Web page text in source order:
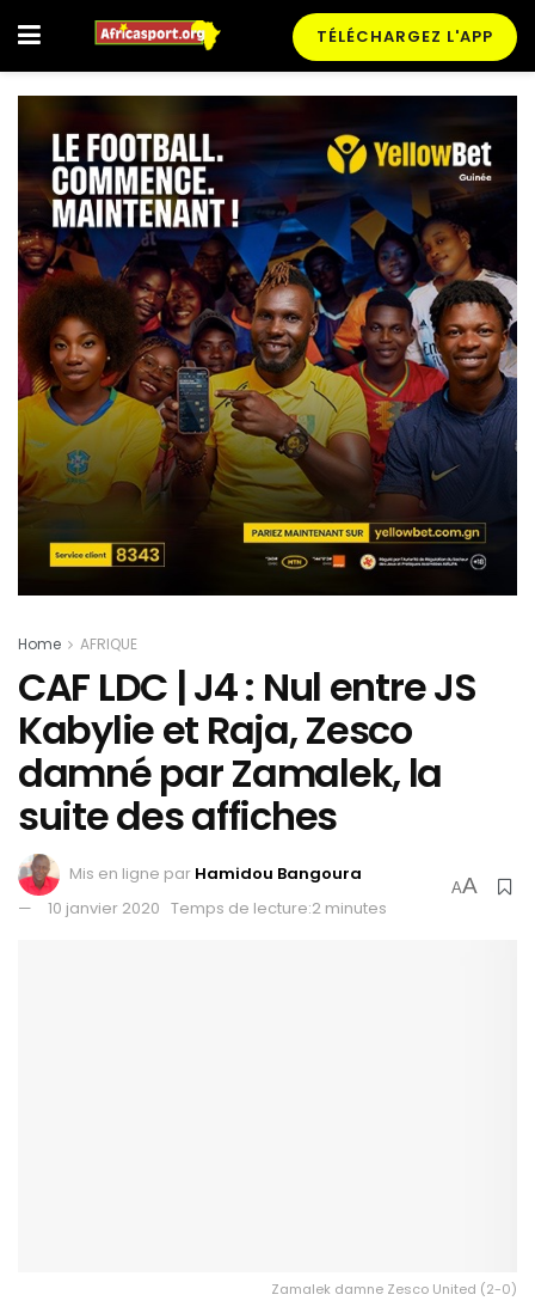
TÉLÉCHARGEZ L'APP
Home AFRIQUE
CAF LDC | J4 : Nul entre JS
Kabylie et Raja, Zesco
damné par Zamalek, la
suite des affiches
Mis en ligne par Hamidou Bangoura
10 janvier 2020 Temps de lecture:2 minutes
AA
Zamalek damne Zesco United (2-0)